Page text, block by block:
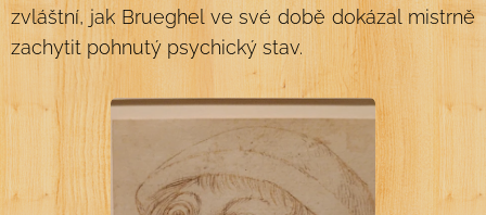
zvláštní, jak Brueghel ve své době dokázal mistrně
zachytit pohnutý psychický stav.